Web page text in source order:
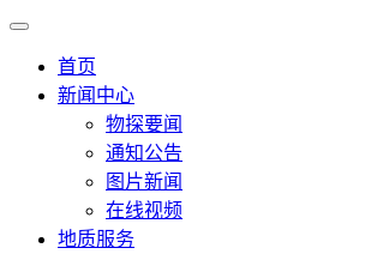
首页
新闻中心
物探要闻
通知公告
图片新闻
在线视频
地质服务